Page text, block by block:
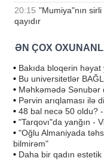
20:15 "Mumiya"nın
qayıdır
ƏN ÇOX
• Bakıda bloqerin
• Bu universitetlər
• Məhkəmədə Sənubər
• Pərvin arıqlaması ilə
• 48 bal necə 50 oldu?
• "Tarqovı"da yanğın -
• "Oğlu Almaniyada
bilmirəm"
• Daha bir qadın